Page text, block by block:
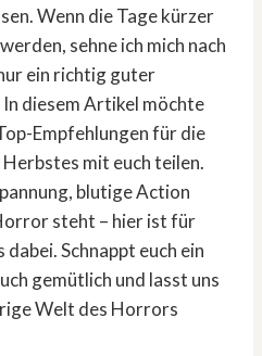
Wenn die Tage kürzer
sehne ich mich nach
ein richtig guter
diesem Artikel möchte
Empfehlungen für die
mit euch teilen.
blutige Action
steht – hier ist für
Schnappt euch ein
gemütlich und lasst uns
Welt des Horrors